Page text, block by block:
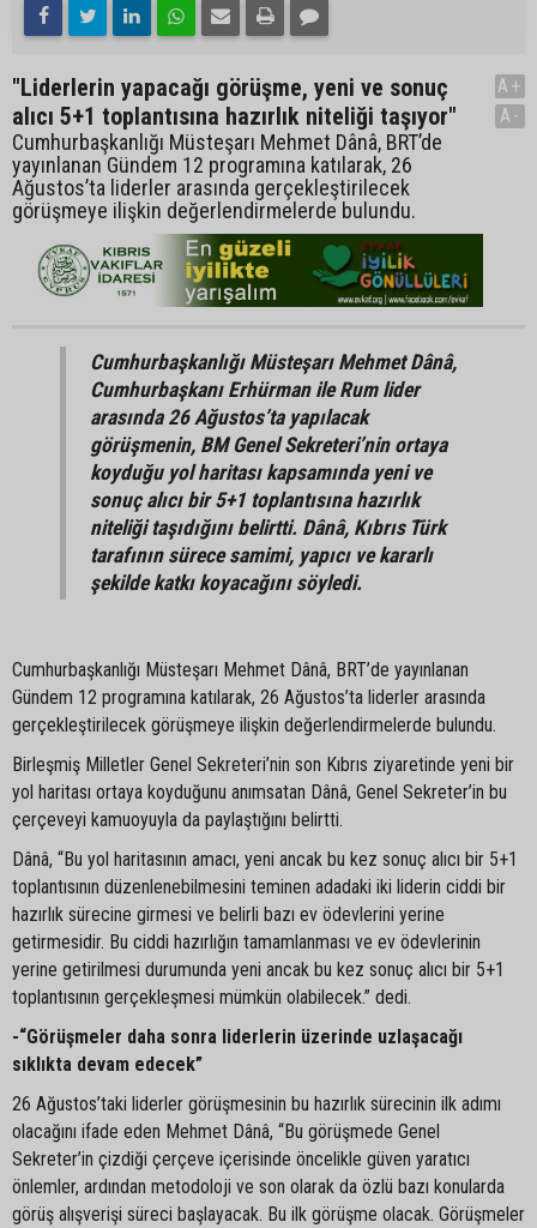
"Liderlerin yapacağı görüşme, yeni ve sonuç
alıcı 5+1 toplantısına hazırlık niteliği taşıyor"
Cumhurbaşkanlığı Müsteşarı Mehmet Dânâ, BRT’de
yayınlanan Gündem 12 programına katılarak, 26
Ağustos’ta liderler arasında gerçekleştirilecek
görüşmeye ilişkin değerlendirmelerde bulundu.
A+
A-
Cumhurbaşkanlığı Müsteşarı Mehmet Dânâ,
Cumhurbaşkanı Erhürman ile Rum lider
arasında 26 Ağustos’ta yapılacak
görüşmenin, BM Genel Sekreteri’nin ortaya
koyduğu yol haritası kapsamında yeni ve
sonuç alıcı bir 5+1 toplantısına hazırlık
niteliği taşıdığını belirtti. Dânâ, Kıbrıs Türk
tarafının sürece samimi, yapıcı ve kararlı
şekilde katkı koyacağını söyledi.
Cumhurbaşkanlığı Müsteşarı Mehmet Dânâ, BRT’de yayınlanan
Gündem 12 programına katılarak, 26 Ağustos’ta liderler arasında
gerçekleştirilecek görüşmeye ilişkin değerlendirmelerde bulundu.
Birleşmiş Milletler Genel Sekreteri’nin son Kıbrıs ziyaretinde yeni bir
yol haritası ortaya koyduğunu anımsatan Dânâ, Genel Sekreter’in bu
çerçeveyi kamuoyuyla da paylaştığını belirtti.
Dânâ, “Bu yol haritasının amacı, yeni ancak bu kez sonuç alıcı bir 5+1
toplantısının düzenlenebilmesini teminen adadaki iki liderin ciddi bir
hazırlık sürecine girmesi ve belirli bazı ev ödevlerini yerine
getirmesidir. Bu ciddi hazırlığın tamamlanması ve ev ödevlerinin
yerine getirilmesi durumunda yeni ancak bu kez sonuç alıcı bir 5+1
toplantısının gerçekleşmesi mümkün olabilecek.” dedi.
-“Görüşmeler daha sonra liderlerin üzerinde uzlaşacağı
sıklıkta devam edecek”
26 Ağustos’taki liderler görüşmesinin bu hazırlık sürecinin ilk adımı
olacağını ifade eden Mehmet Dânâ, “Bu görüşmede Genel
Sekreter’in çizdiği çerçeve içerisinde öncelikle güven yaratıcı
önlemler, ardından metodoloji ve son olarak da özlü bazı konularda
görüş alışverişi süreci başlayacak. Bu ilk görüşme olacak. Görüşmeler